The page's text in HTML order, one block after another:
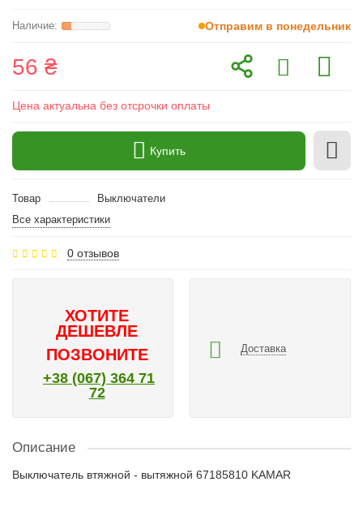
Отправим в понедельник
56 ₴
Цена актуальна без отсрочки оплаты
Купить
Товар
Выключатели
Все характеристики
0 отзывов
ХОТИТЕ
ДЕШЕВЛЕ
ПОЗВОНИТЕ
+38 (067) 364 71
72
Доставка
Описание
Выключатель втяжной - вытяжной 67185810 KAMAR